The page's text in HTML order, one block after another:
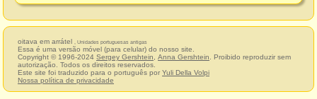
oitava em arrátel , Unidades portuguesas antigas
Essa é uma versão móvel (para celular) do nosso site.
Copyright © 1996-2024 Sergey Gershtein Anna Gershtein . Proibido reproduzir sem
autorização. Todos os direitos reservados.
Este site foi traduzido para o português por Yuli Della Volpi
Nossa política de privacidade